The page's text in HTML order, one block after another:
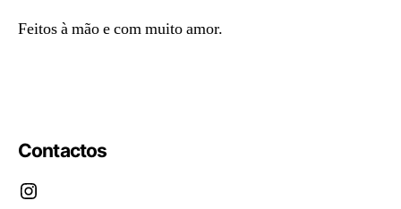
Feitos à mão e com muito amor.
Contactos
Instagram